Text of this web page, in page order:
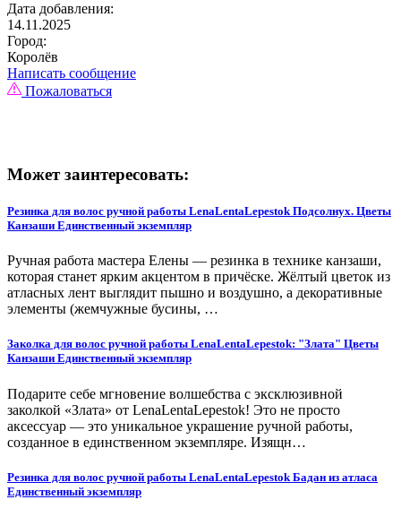
Дата добавления:
14.11.2025
Город:
Королёв
Написать сообщение
Пожаловаться
Может заинтересовать:
Резинка для волос ручной работы LenaLentaLepestok Подсолнух. Цветы
Канзаши Единственный экземпляр
Ручная работа мастера Елены — резинка в технике канзаши,
которая станет ярким акцентом в причёске. Жёлтый цветок из
атласных лент выглядит пышно и воздушно, а декоративные
элементы (жемчужные бусины, …
Заколка для волос ручной работы LenaLentaLepestok: "Злата" Цветы
Канзаши Единственный экземпляр
Подарите себе мгновение волшебства с эксклюзивной
заколкой «Злата» от LenaLentaLepestok! Это не просто
аксессуар — это уникальное украшение ручной работы,
созданное в единственном экземпляре. Изящн…
Резинка для волос ручной работы LenaLentaLepestok Бадан из атласа
Единственный экземпляр